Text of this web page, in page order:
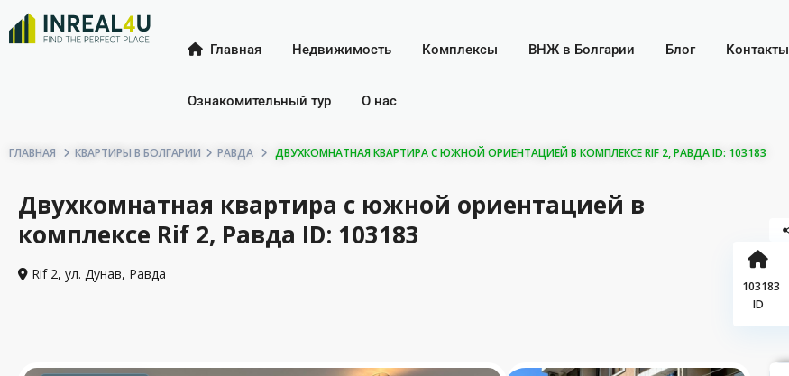
Главная Недвижимость Комплексы ВНЖ в Болгарии Блог Контакты
Ознакомительный тур О нас
ГЛАВНАЯ КВАРТИРЫ В БОЛГАРИИ РАВДА ДВУХКОМНАТНАЯ КВАРТИРА С ЮЖНОЙ ОРИЕНТАЦИЕЙ В КОМПЛЕКСЕ RIF 2, РАВДА ID: 103183
Двухкомнатная квартира с южной ориентацией в
комплексе Rif 2, Равда ID: 103183
Rif 2, ул. Дунав, Равда
103183
ID